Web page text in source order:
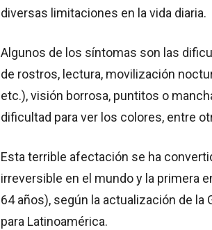
diversas limitaciones en la vida diaria.
Algunos de los síntomas son las
de rostros, lectura, movilización
etc.), visión borrosa, puntitos o
dificultad para ver los colores, entre
Esta terrible afectación se ha
irreversible en el mundo y la primera
64 años), según la actualización de la
para Latinoamérica.